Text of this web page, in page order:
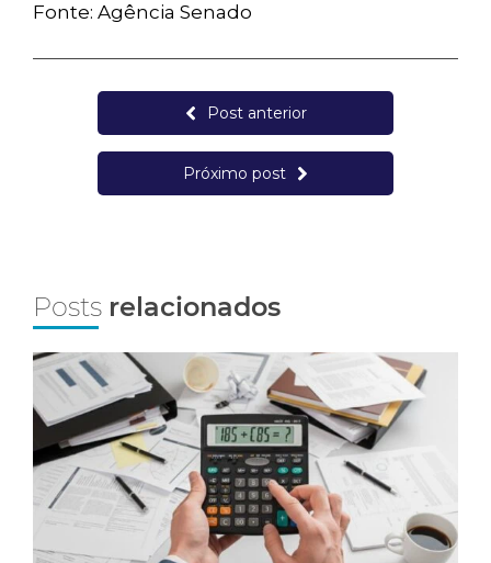
Fonte: Agência Senado
Post anterior
Próximo post
Posts relacionados